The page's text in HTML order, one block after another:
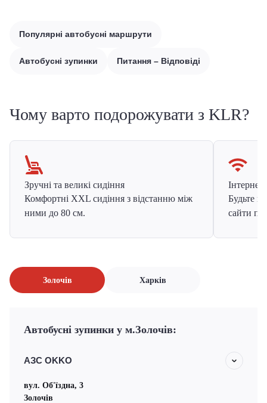
Популярні автобусні маршрути
Автобусні зупинки Питання – Відповіді
Чому варто подорожувати з KLR?
Зручні та великі сидіння
Комфортні XXL сидіння з відстанню між
ними до 80 см.
Інтернет
Будьте
сайти
Золочів Харків
Автобусні зупинки у м.Золочів:
АЗС OKKO
вул. Об'їздна, 3
Золочів